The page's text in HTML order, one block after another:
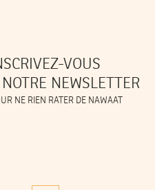
VOUS
NEWSLETTER
NE RIEN RATER DE NAWAAT